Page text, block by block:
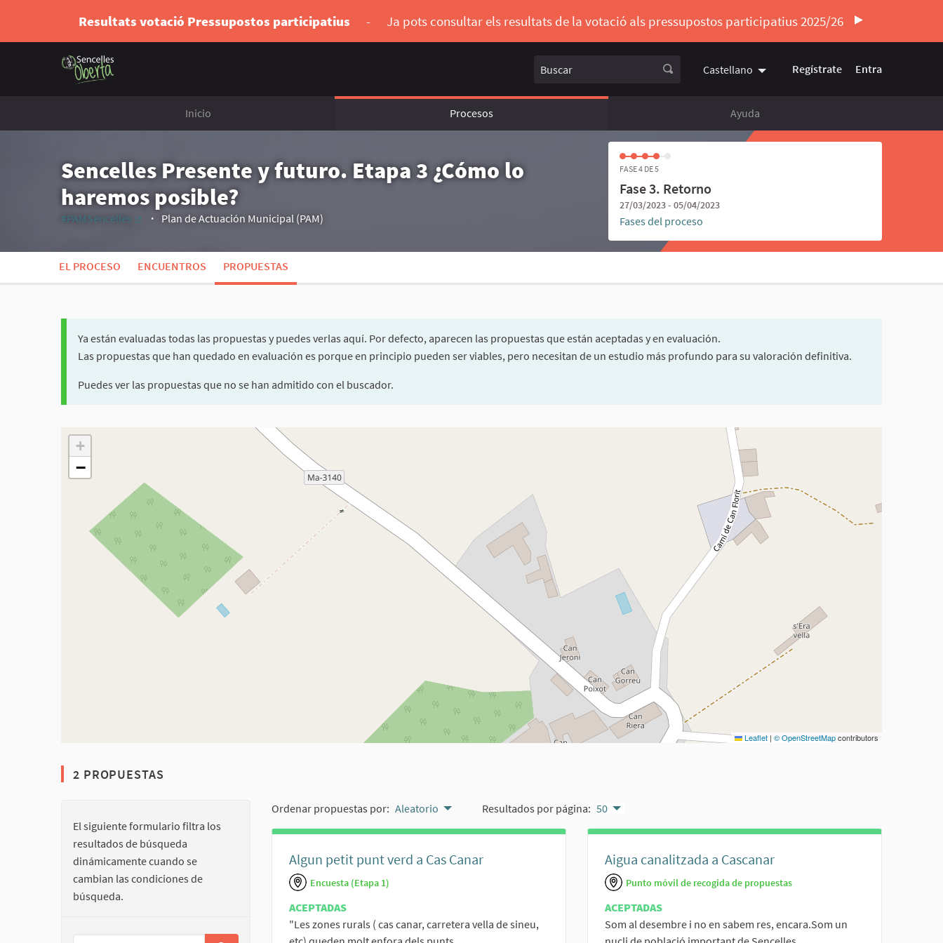
Resultats votació Pressupostos participatius - Ja pots consultar els resultats de la votació als pressupostos participatius 2025/26
Castellano Triar la llengua Elegir el idioma
Regístrate Entra
Inicio Procesos Ayuda
Sencelles Presente y futuro. Etapa 3 ¿Cómo lo
haremos posible?
#PAMSencelles
Plan de Actuación Municipal (PAM)
FASE 4 DE 5
Fase 3. Retorno
27/03/2023 - 05/04/2023
Fases del proceso
EL PROCESO ENCUENTROS PROPUESTAS
Ya están evaluadas todas las propuestas y puedes verlas aquí. Por defecto, aparecen las propuestas que están aceptadas y en evaluación.
Las propuestas que han quedado en evaluación es porque en principio pueden ser viables, pero necesitan de un estudio más profundo para su valoración definitiva.
Puedes ver las propuestas que no se han admitido con el buscador.
El siguiente elemento es un mapa que presenta los componentes de esta página como puntos en el mapa. El elemento se puede utilizar con un lector de pantalla pero puede ser difícil de
+
−
Leaflet | © OpenStreetMapcontributors
2 PROPUESTAS
El siguiente formulario filtra los
resultados de búsqueda
dinámicamente cuando se
cambian las condiciones de
búsqueda.
Ordenar propuestas por: Aleatorio Resultados por página: 50
Algun petit punt verd a Cas Canar
Encuesta (Etapa 1)
ACEPTADAS
"Les zones rurals ( cas canar, carretera vella de sineu,
Aigua canalitzada a Cascanar
Punto móvil de recogida de propuestas
ACEPTADAS
Som al desembre i no en sabem res, encara.Som un